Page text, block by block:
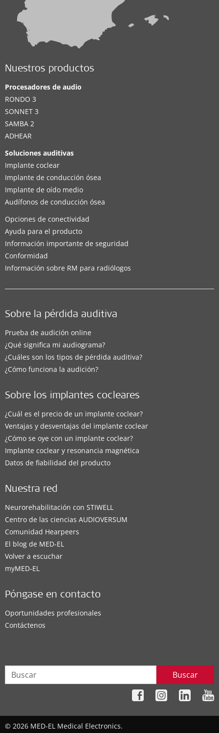
Nuestros productos
Procesadores de audio
RONDO 3
SONNET 3
SAMBA 2
ADHEAR
Soluciones auditivas
Implante coclear
Implante de conducción ósea
Implante de oído medio
Audífonos de conducción ósea
Opciones de conectividad
Ayuda para el producto
Información importante de seguridad
Conformidad
Información sobre RM para radiólogos
Sobre la pérdida auditiva
Prueba de audición online
¿Qué significa mi audiograma?
¿Cuáles son los tipos de pérdida auditiva?
¿Cómo funciona la audición?
Sobre los implantes cocleares
¿Cuál es el precio de un implante coclear?
Ventajas y desventajas del implante coclear
¿Cómo se oye con un implante coclear?
Implante coclear y resonancia magnética
Datos de fiabilidad del producto
Nuestra red
Neurorehabilitación con STIWELL
Centro de las ciencias AUDIOVERSUM
Comunidad Hearpeers
El blog de MED-EL
Volver a escuchar
myMED‑EL
Póngase en contacto
Oportunidades profesionales
Contáctenos
Buscar
© 2026 MED-EL Medical Electronics.